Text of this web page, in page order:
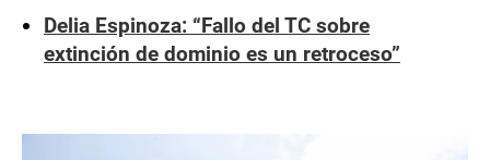
Delia Espinoza: “Fallo del TC sobre
extinción de dominio es un retroceso”